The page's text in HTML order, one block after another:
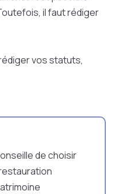
il faut rédiger
vos statuts,
de choisir